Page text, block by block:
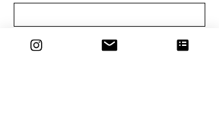
Nachricht